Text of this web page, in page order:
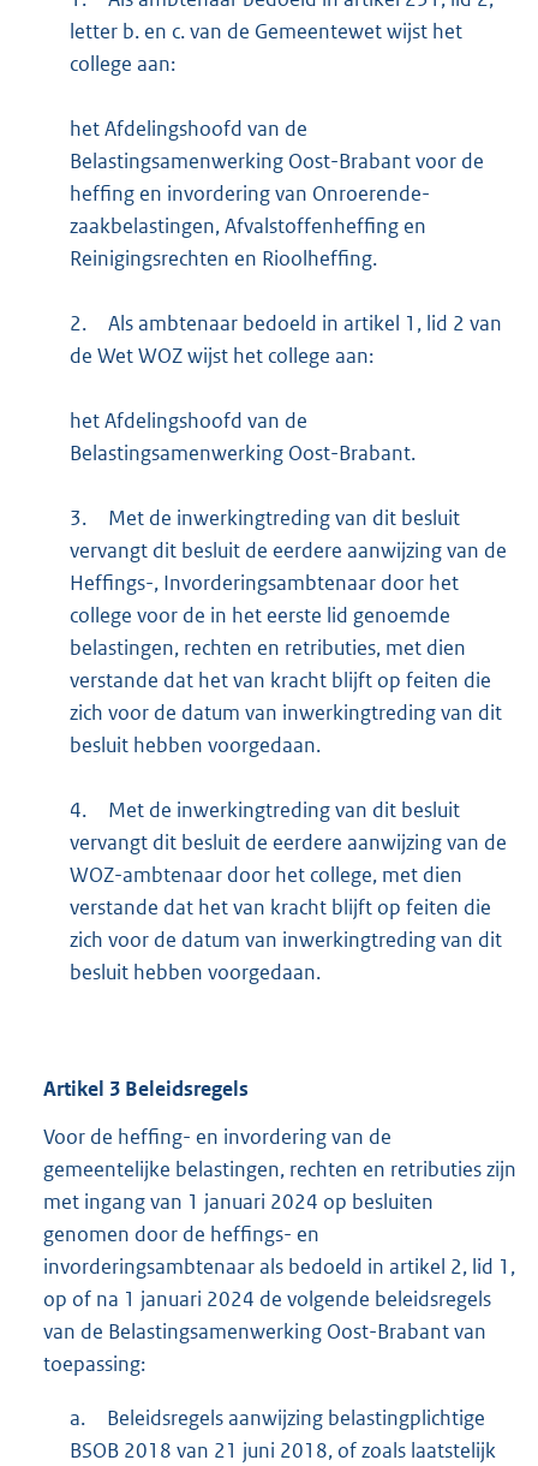
letter b. en c. van de Gemeentewet wijst het
college aan:
het Afdelingshoofd van de
Belastingsamenwerking Oost-Brabant voor de
heffing en invordering van Onroerende-
zaakbelastingen, Afvalstoffenheffing en
Reinigingsrechten en Rioolheffing.
2.
Als ambtenaar bedoeld in artikel 1, lid 2 van
de Wet WOZ wijst het college aan:
het Afdelingshoofd van de
Belastingsamenwerking Oost-Brabant.
3.
Met de inwerkingtreding van dit besluit
vervangt dit besluit de eerdere aanwijzing van de
Heffings-, Invorderingsambtenaar door het
college voor de in het eerste lid genoemde
belastingen, rechten en retributies, met dien
verstande dat het van kracht blijft op feiten die
zich voor de datum van inwerkingtreding van dit
besluit hebben voorgedaan.
4.
Met de inwerkingtreding van dit besluit
vervangt dit besluit de eerdere aanwijzing van de
WOZ-ambtenaar door het college, met dien
verstande dat het van kracht blijft op feiten die
zich voor de datum van inwerkingtreding van dit
besluit hebben voorgedaan.
Artikel 3 Beleidsregels
Voor de heffing- en invordering van de
gemeentelijke belastingen, rechten en retributies zijn
met ingang van 1 januari 2024 op besluiten
genomen door de heffings- en
invorderingsambtenaar als bedoeld in artikel 2, lid 1,
op of na 1 januari 2024 de volgende beleidsregels
van de Belastingsamenwerking Oost-Brabant van
toepassing:
a.
Beleidsregels aanwijzing belastingplichtige
BSOB 2018 van 21 juni 2018, of zoals laatstelijk